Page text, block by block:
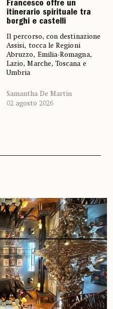
Francesco offre un
itinerario spirituale tra
borghi e castelli
Il percorso, con destinazione
Assisi, tocca le Regioni
Abruzzo, Emilia-Romagna,
Lazio, Marche, Toscana e
Umbria
Samantha De Martin
02 agosto 2026